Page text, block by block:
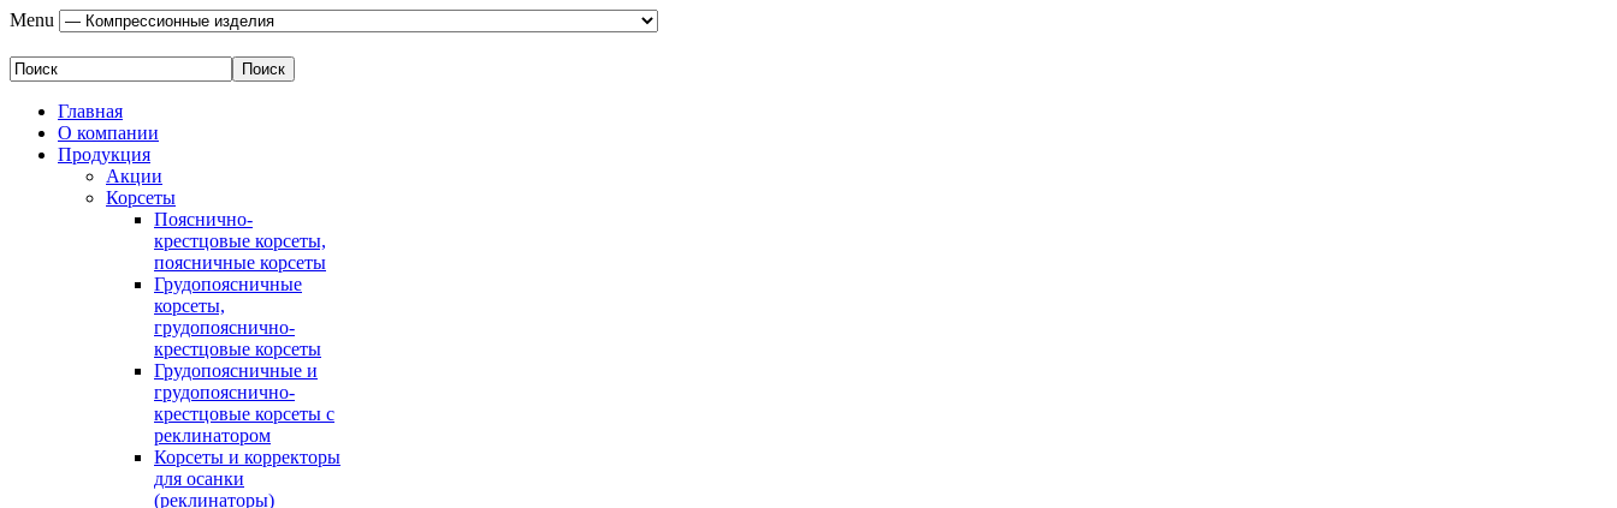
Menu
Главная
О компании
Продукция
Акции
Корсеты
Пояснично-
крестцовые корсеты,
поясничные корсеты
Грудопоясничные
корсеты,
грудопояснично-
крестцовые корсеты
Грудопоясничные и
грудопояснично-
крестцовые корсеты с
реклинатором
Корсеты и корректоры
для осанки
(реклинаторы)